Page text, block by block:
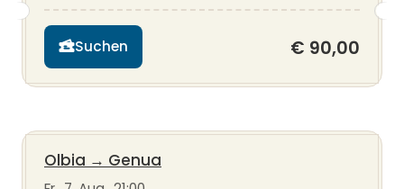
Suchen € 90,00
Olbia → Genua